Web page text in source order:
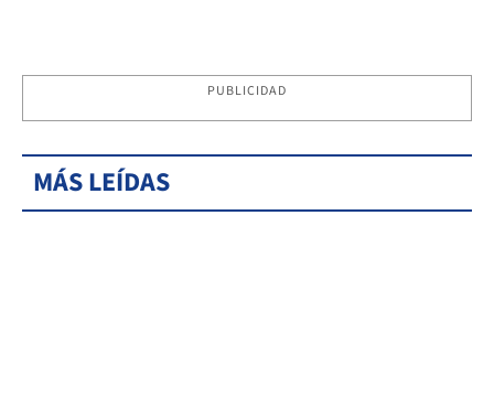
PUBLICIDAD
MÁS LEÍDAS